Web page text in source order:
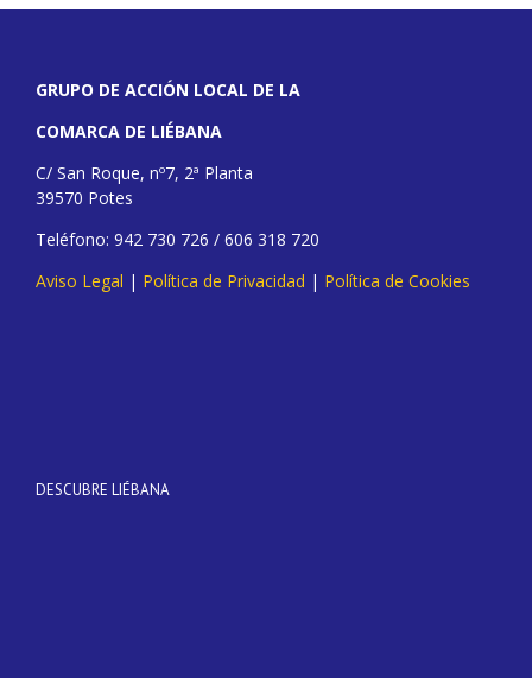
GRUPO DE ACCIÓN LOCAL DE LA
COMARCA DE LIÉBANA
C/ San Roque, nº7, 2ª Planta
39570 Potes
Teléfono: 942 730 726 / 606 318 720
Aviso Legal | Política de Privacidad | Política de Cookies
DESCUBRE LIÉBANA